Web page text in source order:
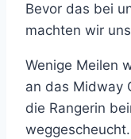
Bevor das bei
machten wir
Wenige Meilen
an das Midway
die Rangerin